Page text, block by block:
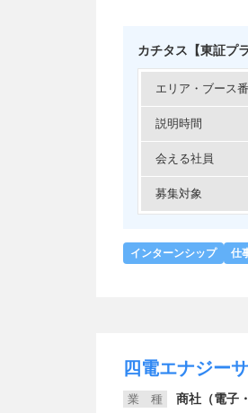
カチタス【東証プ
エリア・ブース
説明時間
会える社員
募集対象
インターンシップ 仕
四電エナジー
業 種 商社（電子